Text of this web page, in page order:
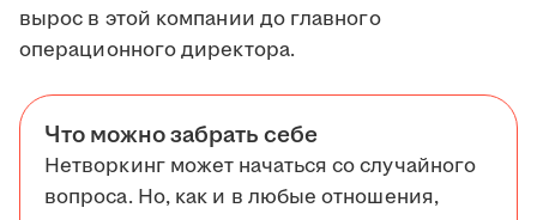
вырос в этой компании до главного
операционного директора.
Что можно забрать себе
Нетворкинг может начаться со случайного
вопроса. Но, как и в любые отношения,